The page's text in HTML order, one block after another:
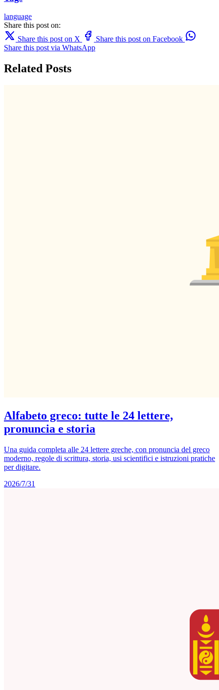
language
Share this post on:
Share this post on X
Share this post on Facebook
Share this post via WhatsApp
Related Posts
Alfabeto greco: tutte le 24 lettere,
pronuncia e storia
Una guida completa alle 24 lettere greche, con pronuncia del greco
moderno, regole di scrittura, storia, usi scientifici e istruzioni pratiche
per digitare.
2026/7/31